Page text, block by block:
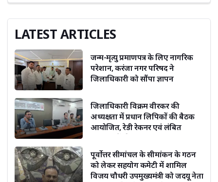
LATEST ARTICLES
जन्म-मृत्यु प्रमाणपत्र के लिए नागरिक
परेशान, करंजा नगर परिषद ने
जिलाधिकारी को सौंपा ज्ञापन
जिलाधिकारी विक्रम वीरकर की
अध्यक्षता में प्रधान लिपिकों की बैठक
आयोजित, रेडी रेकनर एवं लंबित
पूर्वोत्तर सीमांचल के सीमांकन के गठन
को लेकर सहयोग कमेटी में शामिल
विजय चौधरी उपमुख्यमंत्री को जदयू नेता